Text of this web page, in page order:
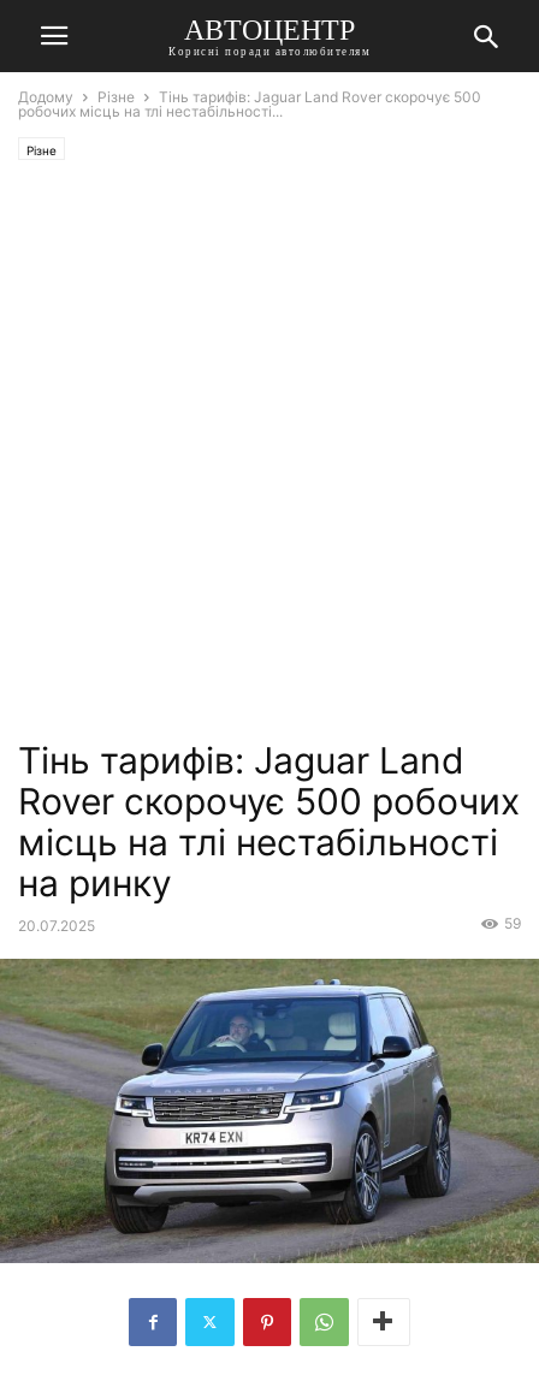
АВТОЦЕНТР
Корисні поради автолюбителям
Додому Різне
Тінь тарифів: Jaguar Land Rover скорочує 500
робочих місць на тлі нестабільності...
Різне
Тінь тарифів: Jaguar Land
Rover скорочує 500 робочих
місць на тлі нестабільності
на ринку
20.07.2025 59